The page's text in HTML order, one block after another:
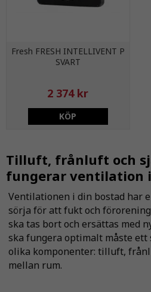
Fresh FRESH INTELLIVENT P
SVART
2 374 kr
KÖP
Tilluft, frånluft och
fungerar ventilation
Ventilationen i din bostad har
sörja för att fukt och
ska tas bort och ersättas med
ska fungera optimalt måste ett
olika komponenter: tilluft,
mellan rum.